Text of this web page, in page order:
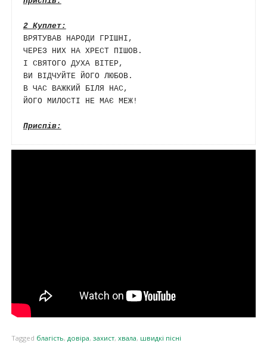
ВРЯТУВАВ НАРОДИ ГРІШНІ,
ЧЕРЕЗ НИХ НА ХРЕСТ ПІШОВ.
І СВЯТОГО ДУХА ВІТЕР,
ВИ ВІДЧУЙТЕ ЙОГО ЛЮБОВ.
В ЧАС ВАЖКИЙ БІЛЯ НАС,
ЙОГО МИЛОСТІ НЕ МАЄ МЕЖ!
Tagged благість, довіра, захист, хвала, швидкі пісні